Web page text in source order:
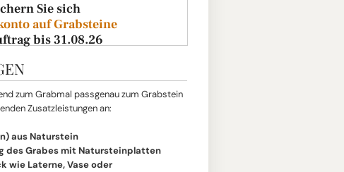
Sie sich
auf Grabsteine
bis 31.08.26
zum Grabmal passgenau zum Grabstein
Zusatzleistungen an:
aus Naturstein
des Grabes mit Natursteinplatten
wie Laterne, Vase oder